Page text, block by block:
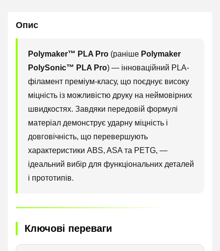
Опис
Polymaker™ PLA Pro (раніше Polymaker
PolySonic™ PLA Pro) — інноваційний PLA-
філамент преміум-класу, що поєднує високу
міцність із можливістю друку на неймовірних
швидкостях. Завдяки передовій формулі
матеріал демонструє ударну міцність і
довговічність, що перевершують
характеристики ABS, ASA та PETG, —
ідеальний вибір для функціональних деталей
і прототипів.
Ключові переваги